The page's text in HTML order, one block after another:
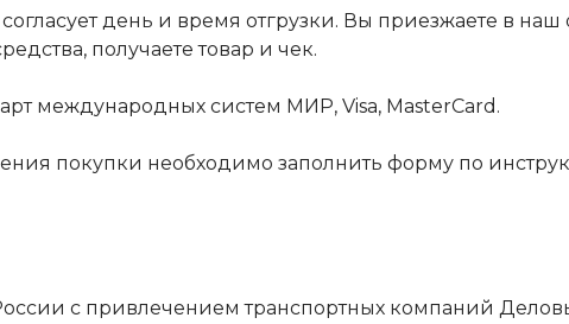
день и время отгрузки. Вы приезжаете в
получаете товар и чек.
международных систем МИР, Visa, MasterCard.
покупки необходимо заполнить форму по
с привлечением транспортных компаний